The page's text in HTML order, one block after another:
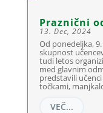
Praznični
13. Dec, 2024
Od ponedeljka, 9.
skupnost
tudi letos
med glavnim
predstavili
točkami,
VEČ...